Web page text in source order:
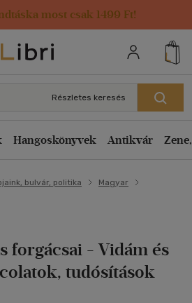
most csak 1499 Ft!
adatai
Részletes keresés
Hangoskönyvek Antikvár
bulvár, politika
Magyar
forgácsai - Vidám és
tudósítások